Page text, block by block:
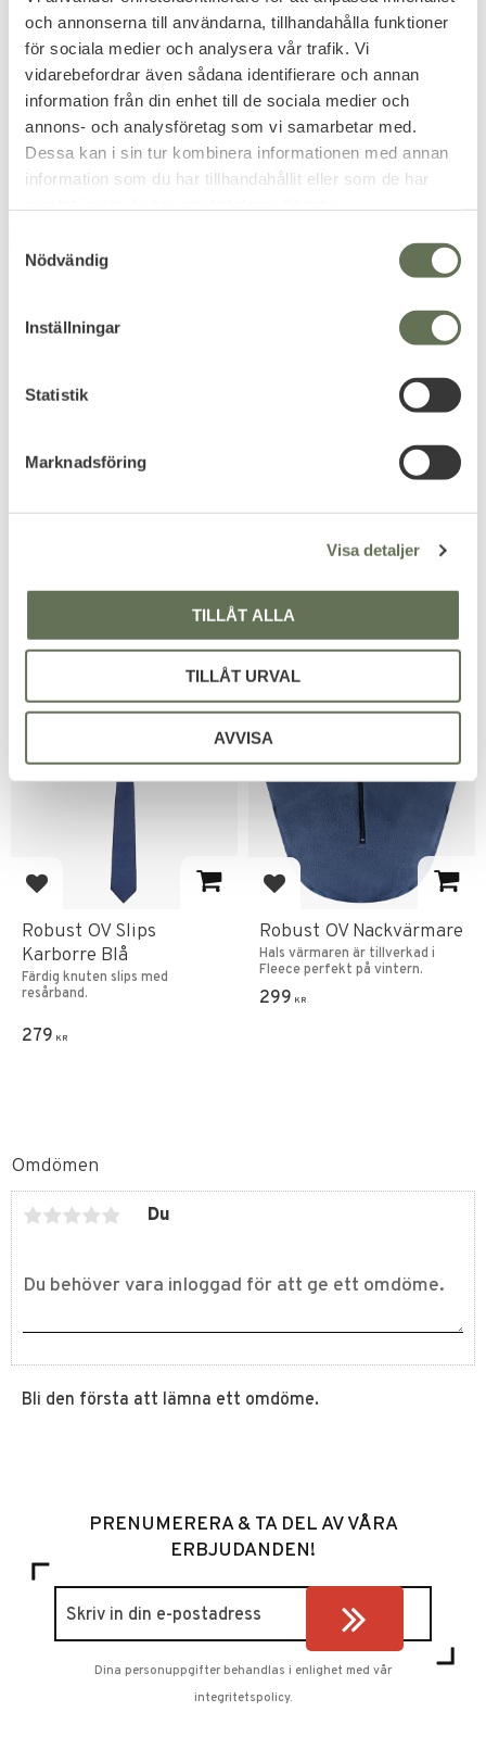
och annonserna till användarna, tillhandahålla funktioner
för sociala medier och analysera vår trafik. Vi
vidarebefordrar även sådana identifierare och annan
information från din enhet till de sociala medier och
annons- och analysföretag som vi samarbetar med.
Dessa kan i sin tur kombinera informationen med annan
information som du har tillhandahållit eller som de har
Nödvändig
Inställningar
Statistik
Marknadsföring
Visa detaljer
TILLÅT ALLA
TILLÅT URVAL
AVVISA
Omdömen
Du
Bli den första att lämna ett omdöme.
499KR
Buckle
Med MOLLE system & Cobra
Quick Release spänne.
599KR
Robust Väktare
Lägg till i favoriter
46%
Lägg till i favoriter
Robust OV Slips
Karborre Blå
Färdig knuten slips med
resårband.
279 KR
Lägg till i favoriter
Robust OV Nackvärmare
Hals värmaren är tillverkad i
Fleece perfekt på vintern.
299 KR
PRENUMERERA & TA DEL AV VÅRA
ERBJUDANDEN!
Dina personuppgifter behandlas i enlighet med vår
integritetspolicy.